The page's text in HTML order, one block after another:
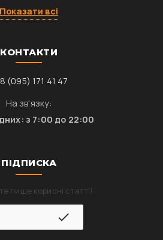
Показати всі
КОНТАКТИ
(095) 171 41 47
На зв'язку:
з 7:00 до 22:00
ПІДПИСКА
лише корисні статті!